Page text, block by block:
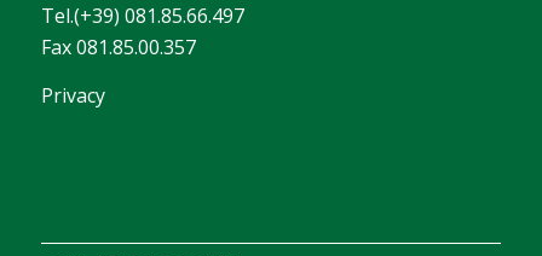
Tel.(+39) 081.85.66.497
Fax 081.85.00.357
Privacy
construire un texte court sur les filtres de